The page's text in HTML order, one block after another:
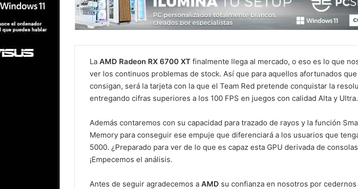
La AMD Radeon RX 6700 XT finalmente llega al mercado, o eso es lo que
ver los continuos problemas de stock. Así que para aquellos afortunados
consigan, será la tarjeta con la que el Team Red pretende conquistar la
entregando cifras superiores a los 100 FPS en juegos con calidad Alta y Ultra.
Además contaremos con su capacidad para trazado de rayos y la función
Memory para conseguir ese empuje que diferenciará a los usuarios que
5000. ¿Preparado para ver de lo que es capaz esta GPU derivada de
¡Empecemos el análisis.
Antes de seguir agradecemos a AMD su confianza en nosotros por cedernos